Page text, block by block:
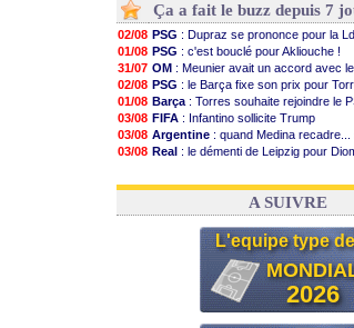
Ça a fait le buzz depuis 7
02/08 PSG : Dupraz se prononce pour la
01/08 PSG : c'est bouclé pour Akliouche !
31/07 OM : Meunier avait un accord avec
02/08 PSG : le Barça fixe son prix pour
01/08 Barça : Torres souhaite rejoindre le
03/08 FIFA : Infantino sollicite Trump
03/08 Argentine : quand Medina
03/08 Real : le démenti de Leipzig pour
31/07 FIFA: le conseiller d'Infantino
A SUIVRE
L'equipe type de
2026